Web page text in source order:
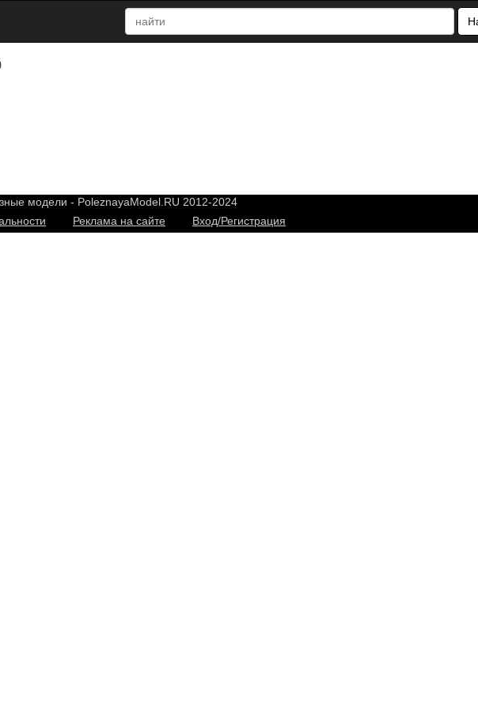
модели - PoleznayaModel.RU 2012-2024
Реклама на сайте Вход/Регистрация